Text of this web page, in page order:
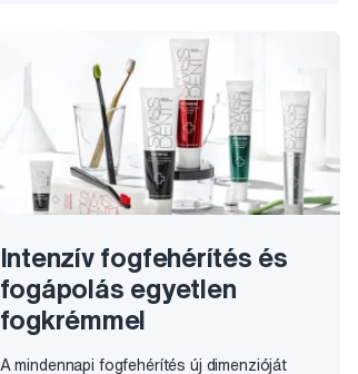
Intenzív fogfehérítés és
fogápolás egyetlen
fogkrémmel
A mindennapi fogfehérítés új dimenzióját